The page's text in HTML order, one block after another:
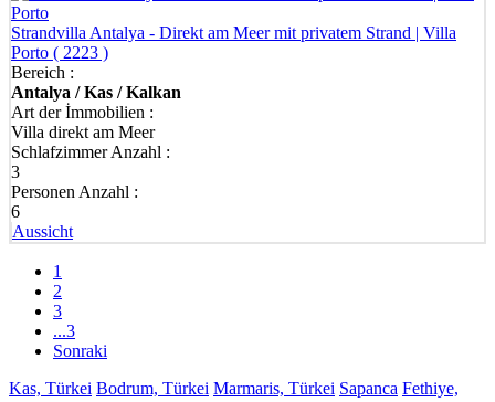
Strandvilla Antalya - Direkt am Meer mit privatem Strand | Villa
Porto ( 2223 )
Bereich :
Antalya / Kas / Kalkan
Art der İmmobilien :
Villa direkt am Meer
Schlafzimmer Anzahl :
3
Personen Anzahl :
6
Aussicht
1
2
3
...3
Sonraki
Kas, Türkei Bodrum, Türkei Marmaris, Türkei Sapanca Fethiye,